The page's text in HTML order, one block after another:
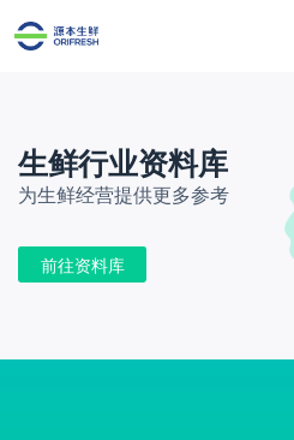
生鲜行业资料库
为生鲜经营提供更多参考
前往资料库